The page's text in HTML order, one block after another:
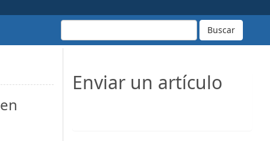
Buscar
Enviar un artículo